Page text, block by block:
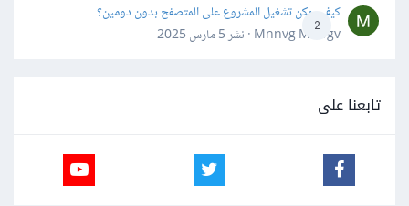
2
كيف يمكن تشغيل المشروع على المتصفح بدون دومين؟
Mnnvg Mnbgv · نشر
5 مارس 2025
تابعنا على